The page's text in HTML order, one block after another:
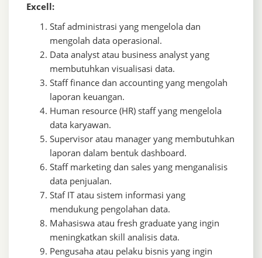
Excell:
Staf administrasi yang mengelola dan
mengolah data operasional.
Data analyst atau business analyst yang
membutuhkan visualisasi data.
Staff finance dan accounting yang mengolah
laporan keuangan.
Human resource (HR) staff yang mengelola
data karyawan.
Supervisor atau manager yang membutuhkan
laporan dalam bentuk dashboard.
Staff marketing dan sales yang menganalisis
data penjualan.
Staf IT atau sistem informasi yang
mendukung pengolahan data.
Mahasiswa atau fresh graduate yang ingin
meningkatkan skill analisis data.
Pengusaha atau pelaku bisnis yang ingin